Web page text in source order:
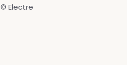
© Electre